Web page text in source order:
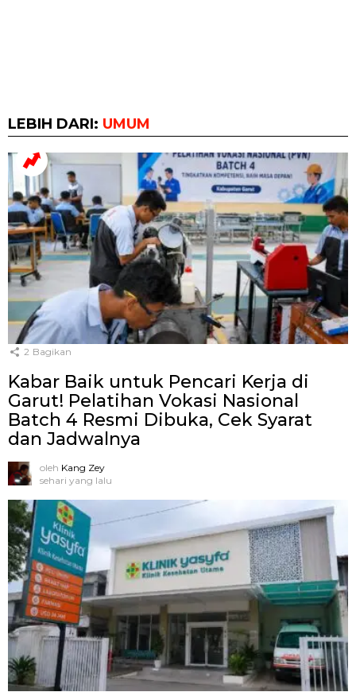
LEBIH DARI: UMUM
2 Bagikan
Kabar Baik untuk Pencari Kerja di
Garut! Pelatihan Vokasi Nasional
Batch 4 Resmi Dibuka, Cek Syarat
dan Jadwalnya
oleh Kang Zey
sehari yang lalu